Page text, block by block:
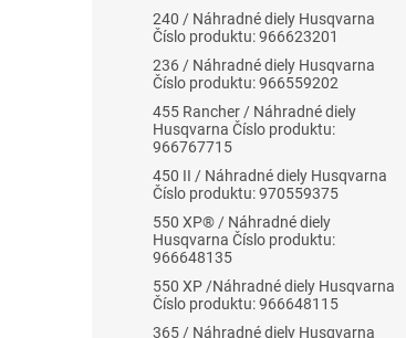
240 / Náhradné diely Husqvarna
Číslo produktu: 966623201
236 / Náhradné diely Husqvarna
Číslo produktu: 966559202
455 Rancher / Náhradné diely
Husqvarna Číslo produktu:
966767715
450 II / Náhradné diely Husqvarna
Číslo produktu: 970559375
550 XP® / Náhradné diely
Husqvarna Číslo produktu:
966648135
550 XP /Náhradné diely Husqvarna
Číslo produktu: 966648115
365 / Náhradné diely Husqvarna